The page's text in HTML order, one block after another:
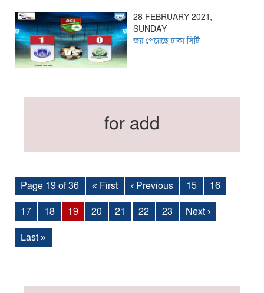
28 FEBRUARY 2021,
SUNDAY
জয় পেয়েছে ঢাকা সিটি
for add
Page 19 of 36 « First ‹ Previous 15
16
17
18 19 20 21 22 23
Next ›
Last »